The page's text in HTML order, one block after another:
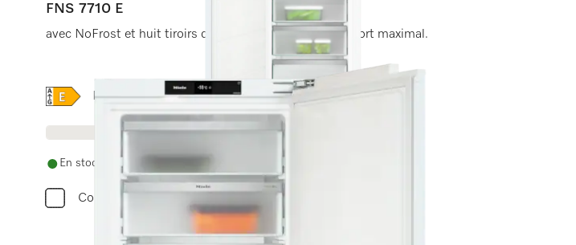
FNS 7710 E
avec NoFrost et huit tiroirs de congélation pour un confort maximal.
Online Label Flag, Étiquette énergétique
Fiche produit
En stock avec livraison gratuite
Comparer